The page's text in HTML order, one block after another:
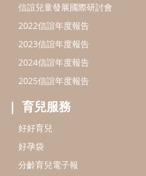
信誼兒童發展國際研討會
2022信誼年度報告
2023信誼年度報告
2024信誼年度報告
2025信誼年度報告
育兒服務
好好育兒
好孕袋
分齡育兒電子報